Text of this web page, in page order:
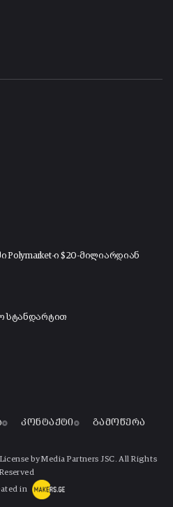
ი $20-მილიარდიან
სტანდარტით
კონტაქტი გამოწერა
by Media Partners JSC. All Rights
Reserved
in